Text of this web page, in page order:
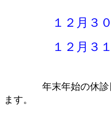
１２月３０日
１２月３１日
年末年始の休診日
ます。